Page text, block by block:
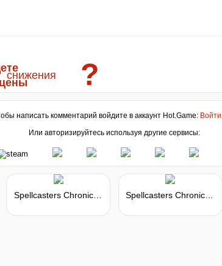
?
цены
написать комментарий войдите в аккаунт Hot.Game: Войти
Или авторизируйтесь используя другие сервисы:
Spellcasters Chronicles - Founder Pack